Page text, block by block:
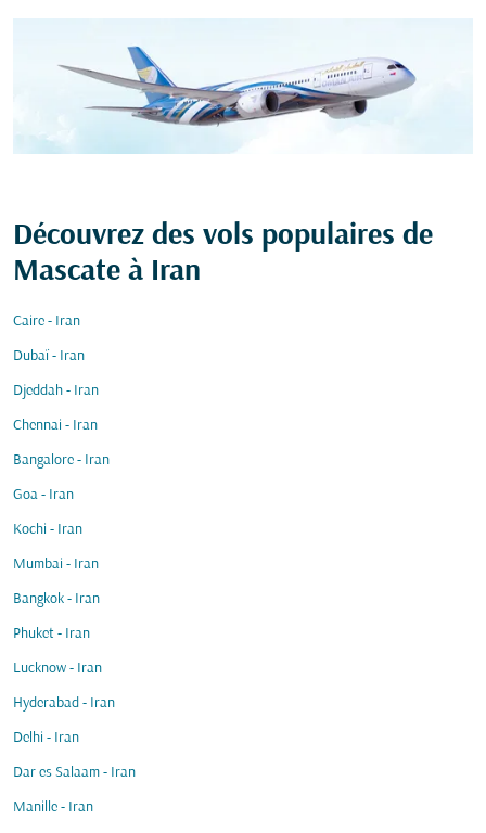
Découvrez des vols populaires de
Mascate à Iran
Caire - Iran
Dubaï - Iran
Djeddah - Iran
Chennai - Iran
Bangalore - Iran
Goa - Iran
Kochi - Iran
Mumbai - Iran
Bangkok - Iran
Phuket - Iran
Lucknow - Iran
Hyderabad - Iran
Delhi - Iran
Dar es Salaam - Iran
Manille - Iran